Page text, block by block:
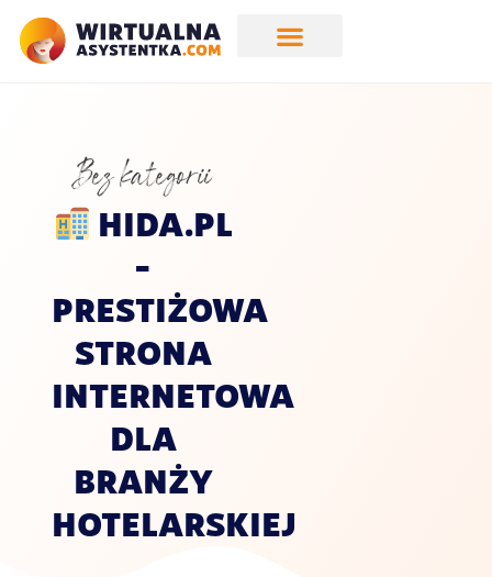
Bez kategorii
HIDA.PL
–
PRESTIŻOWA
STRONA
INTERNETOWA
DLA
BRANŻY
HOTELARSKIEJ